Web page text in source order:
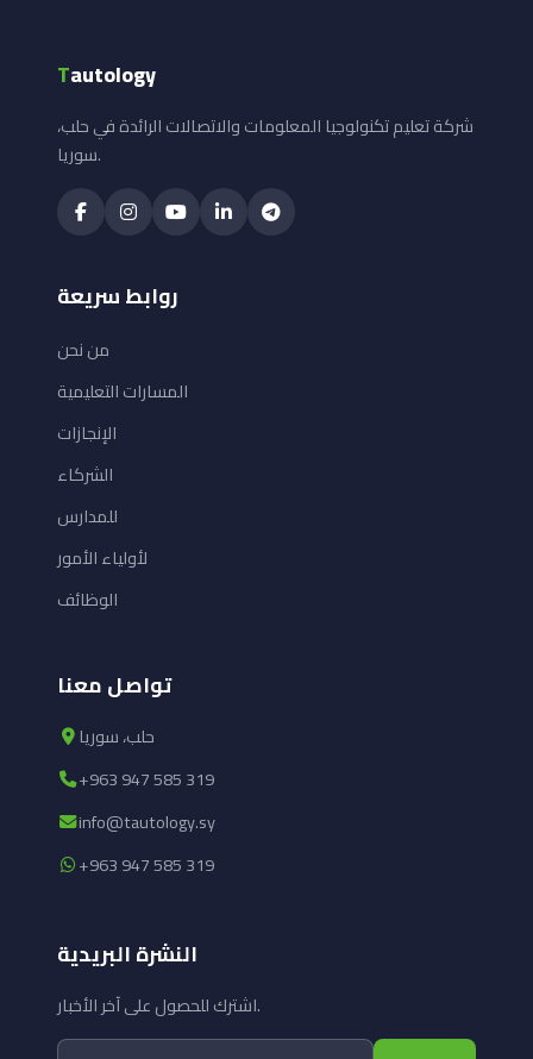
Tautology
شركة تعليم تكنولوجيا المعلومات والاتصالات الرائدة في حلب،
سوريا.
روابط سريعة
من نحن
المسارات التعليمية
الإنجازات
الشركاء
للمدارس
لأولياء الأمور
الوظائف
تواصل معنا
حلب، سوريا
+963 947 585 319
info@tautology.sy
+963 947 585 319
النشرة البريدية
اشترك للحصول على آخر الأخبار.